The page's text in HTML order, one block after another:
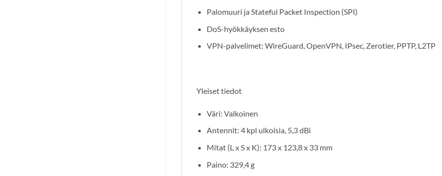
Palomuuri ja Stateful Packet Inspection (SPI)
DoS-hyökkäyksen esto
VPN-palvelimet: WireGuard, OpenVPN, IPsec, Zerotier, PPTP, L2TP
Yleiset tiedot
Väri: Valkoinen
Antennit: 4 kpl ulkoisia, 5,3 dBi
Mitat (L x S x K): 173 x 123,8 x 33 mm
Paino: 329,4 g